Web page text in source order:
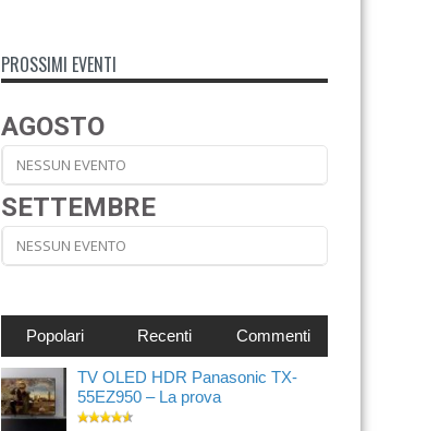
PROSSIMI EVENTI
AGOSTO
NESSUN EVENTO
SETTEMBRE
NESSUN EVENTO
Popolari Recenti Commenti
TV OLED HDR Panasonic TX-
55EZ950 – La prova